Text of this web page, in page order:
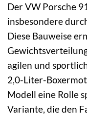
Der VW Porsche
insbesondere
Diese Bauweise
agilen und
2,0-Liter-
Modell eine Rolle
Variante, die den